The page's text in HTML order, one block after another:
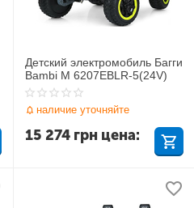
Детский электромобиль Багги
Bambi M 6207EBLR-5(24V)
наличие уточняйте
15 274 грн цена: